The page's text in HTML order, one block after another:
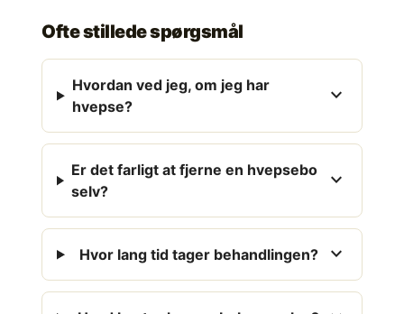
Ofte stillede spørgsmål
Hvordan ved jeg, om jeg har
hvepse?
expand_more
Er det farligt at fjerne en hvepsebo
selv?
expand_more
Hvor lang tid tager behandlingen? expand_more